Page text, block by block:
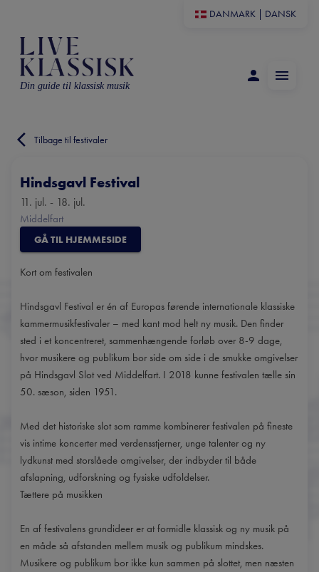
DANMARK DANSK
Din guide til klassisk musik
Tilbage til festivaler
Hindsgavl Festival
11. jul. - 18. jul.
Middelfart
GÅ TIL HJEMMESIDE
Kort om festivalen
Hindsgavl Festival er én af Europas førende internationale klassiske
kammermusikfestivaler – med kant mod helt ny musik. Den finder
sted i et koncentreret, sammenhængende forløb over 8-9 dage,
hvor musikere og publikum bor side om side i de smukke omgivelser
på Hindsgavl Slot ved Middelfart. I 2018 kunne festivalen tælle sin
50. sæson, siden 1951.
Med det historiske slot som ramme kombinerer festivalen på fineste
vis intime koncerter med verdensstjerner, unge talenter og ny
lydkunst med storslåede omgivelser, der indbyder til både
afslapning, udforskning og fysiske udfoldelser.
Tættere på musikken
En af festivalens grundideer er at formidle klassisk og ny musik på
en måde så afstanden mellem musik og publikum mindskes.
Musikere og publikum bor ikke kun sammen på slottet, men næsten